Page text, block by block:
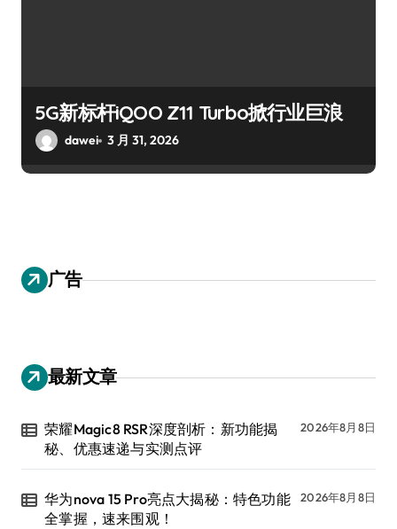
5G新标杆iQOO Z11 Turbo掀行业巨浪
dawei 3 月 31, 2026
广告
最新文章
荣耀Magic8 RSR深度剖析：新功能揭
秘、优惠速递与实测点评
2026年8月8日
华为nova 15 Pro亮点大揭秘：特色功能
全掌握，速来围观！
2026年8月8日